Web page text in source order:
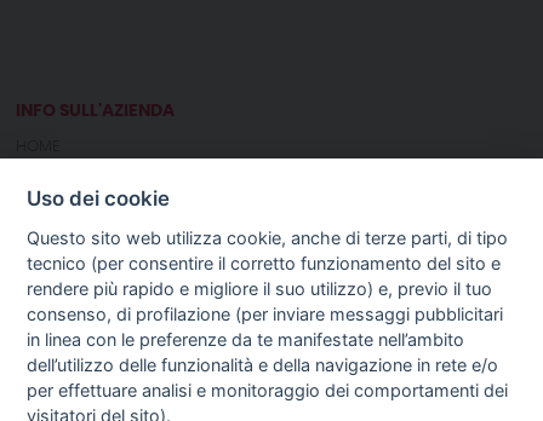
INFO SULL'AZIENDA
NOTIZIE
GUIDA AGLI ACQUISTI
PROCEDURA DI ACQUISTO
DIRITTO DI RECESSO
SPEDIZIONI E COSTI
Uso dei cookie
Questo sito web utilizza cookie, anche di terze parti, di tipo
tecnico (per consentire il corretto funzionamento del sito e
rendere più rapido e migliore il suo utilizzo) e, previo il tuo
consenso, di profilazione (per inviare messaggi pubblicitari
in linea con le preferenze da te manifestate nell’ambito
dell’utilizzo delle funzionalità e della navigazione in rete e/o
per effettuare analisi e monitoraggio dei comportamenti dei
visitatori del sito).